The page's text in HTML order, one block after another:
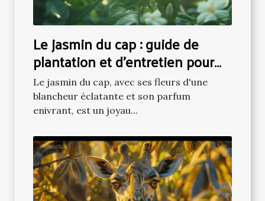
Le jasmin du cap : guide de
plantation et d'entretien pour
une floraison luxuriante
Le jasmin du cap, avec ses fleurs d'une
blancheur éclatante et son parfum
enivrant, est un joyau...